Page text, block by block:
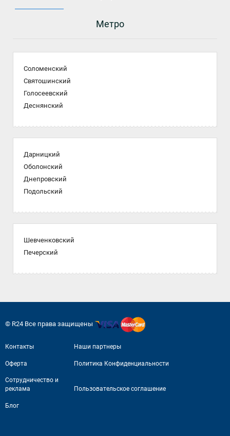
Метро
Соломенский
Святошинский
Голосеевский
Деснянский
Дарницкий
Оболонский
Днепровский
Подольский
Шевченковский
Печерский
© R24 Все права защищены
Контакты Наши партнеры
Оферта Политика Конфиденциальности
Сотрудничество и
реклама
Пользовательское соглашение
Блог